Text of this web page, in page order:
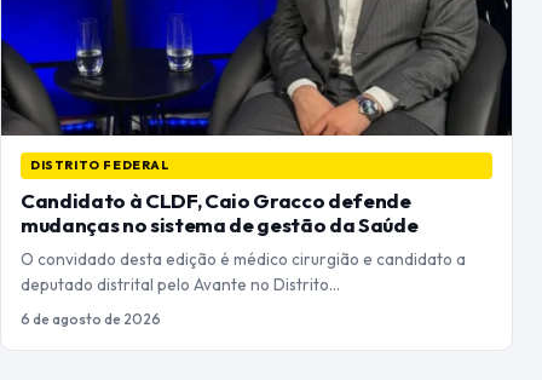
DISTRITO FEDERAL
Candidato à CLDF, Caio Gracco defende
mudanças no sistema de gestão da Saúde
O convidado desta edição é médico cirurgião e candidato a
deputado distrital pelo Avante no Distrito…
6 de agosto de 2026